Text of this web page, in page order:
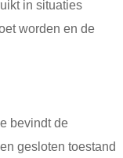
in situaties
worden en de
bevindt de
gesloten toestand